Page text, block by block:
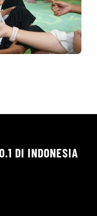
DI INDONESIA